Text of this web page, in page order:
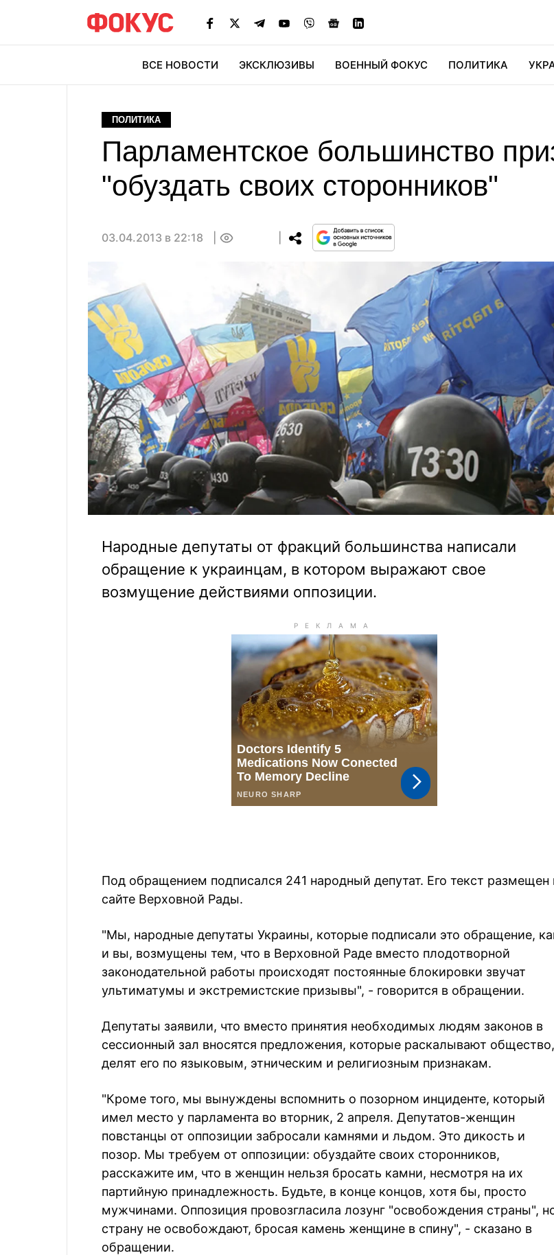
ВСЕ НОВОСТИ ЭКСКЛЮЗИВЫ ВОЕННЫЙ ФОКУС ПОЛИТИКА
ПОЛИТИКА
Парламентское большинство
"обуздать своих сторонников"
03.04.2013 в 22:18
Народные депутаты от фракций большинства написали
обращение к украинцам, в котором выражают свое
возмущение действиями оппозиции.
Под обращением подписался 241 народный депутат. Его текст размещен
сайте Верховной Рады.
"Мы, народные депутаты Украины, которые подписали это обращение,
и вы, возмущены тем, что в Верховной Раде вместо плодотворной
законодательной работы происходят постоянные блокировки звучат
ультиматумы и экстремистские призывы", - говорится в обращении.
Депутаты заявили, что вместо принятия необходимых людям законов в
сессионный зал вносятся предложения, которые раскалывают общество,
делят его по языковым, этническим и религиозным признакам.
"Кроме того, мы вынуждены вспомнить о позорном инциденте, который
имел место у парламента во вторник, 2 апреля. Депутатов-женщин
повстанцы от оппозиции забросали камнями и льдом. Это дикость и
позор. Мы требуем от оппозиции: обуздайте своих сторонников,
расскажите им, что в женщин нельзя бросать камни, несмотря на их
партийную принадлежность. Будьте, в конце концов, хотя бы, просто
мужчинами. Оппозиция провозгласила лозунг "освобождения страны",
страну не освобождают, бросая камень женщине в спину", - сказано в
обращении.